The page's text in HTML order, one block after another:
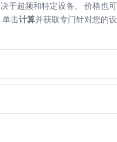
于超频和特定设备。 价格也
单击计算并获取专门针对您的